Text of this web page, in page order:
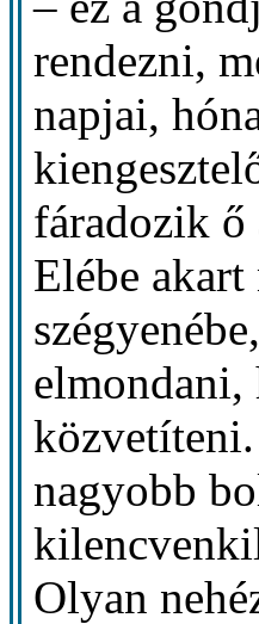
rendezni,
napjai,
fáradozik ő
Elébe
elmondani,
nagyobb
Olyan